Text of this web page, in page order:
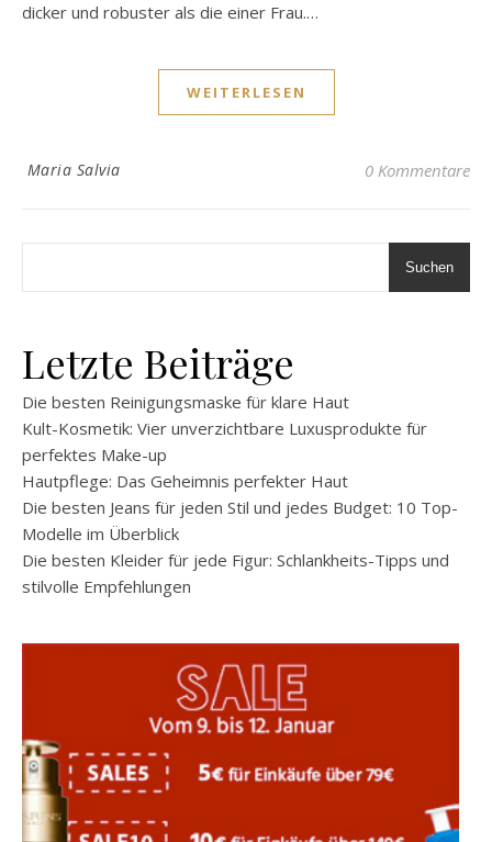
dicker und robuster als die einer Frau.…
WEITERLESEN
Maria Salvia 0 Kommentare
Suchen
Letzte Beiträge
Die besten Reinigungsmaske für klare Haut
Kult-Kosmetik: Vier unverzichtbare Luxusprodukte für
perfektes Make-up
Hautpflege: Das Geheimnis perfekter Haut
Die besten Jeans für jeden Stil und jedes Budget: 10 Top-
Modelle im Überblick
Die besten Kleider für jede Figur: Schlankheits-Tipps und
stilvolle Empfehlungen